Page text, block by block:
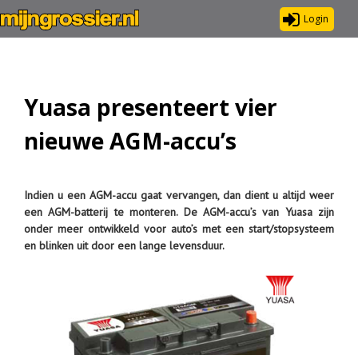
Login
Yuasa presenteert vier
nieuwe AGM-accu’s
Indien u een AGM-accu gaat vervangen, dan dient u altijd weer
een AGM-batterij te monteren. De AGM-accu’s van Yuasa zijn
onder meer ontwikkeld voor auto’s met een start/stopsysteem
en blinken uit door een lange levensduur.